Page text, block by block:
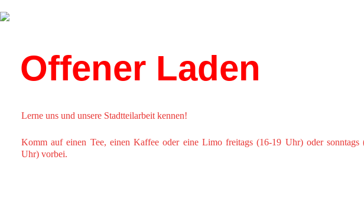
Offener Laden
Lerne uns und unsere Stadtteilarbeit kennen!
Komm auf einen Tee, einen Kaffee oder eine Limo freitags (16-19 Uhr) oder sonntags
Uhr) vorbei.